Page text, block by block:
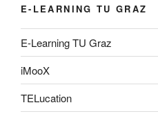
E-LEARNING TU GRAZ
E-Learning TU Graz
iMooX
TELucation